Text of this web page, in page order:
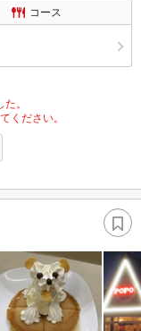
コース
。
ください。